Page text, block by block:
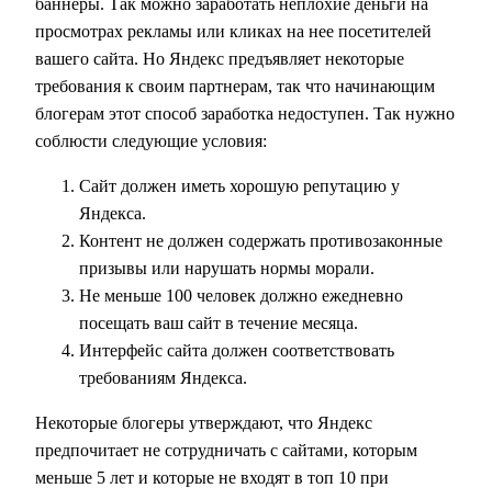
просмотрах рекламы или кликах на нее посетителей
вашего сайта. Но Яндекс предъявляет некоторые
требования к своим партнерам, так что начинающим
блогерам этот способ заработка недоступен. Так нужно
соблюсти следующие условия:
Сайт должен иметь хорошую репутацию у
Яндекса.
Контент не должен содержать противозаконные
призывы или нарушать нормы морали.
Не меньше 100 человек должно ежедневно
посещать ваш сайт в течение месяца.
Интерфейс сайта должен соответствовать
требованиям Яндекса.
Некоторые блогеры утверждают, что Яндекс
предпочитает не сотрудничать с сайтами, которым
меньше 5 лет и которые не входят в топ 10 при